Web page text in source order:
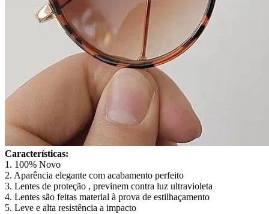
Características:
1. 100% Novo
2. Aparência elegante com acabamento perfeito
3. Lentes de proteção , previnem contra luz ultravioleta
4. Lentes são feitas material à prova de estilhaçamento
5. Leve e alta resistência a impacto